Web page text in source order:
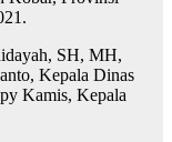
SH, MH,
Kepala Dinas
Kamis, Kepala